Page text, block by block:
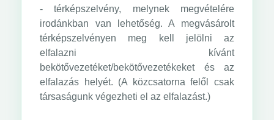
- térképszelvény, melynek megvételére
irodánkban van lehetőség. A megvásárolt
térképszelvényen meg kell jelölni az
elfalazni kívánt
bekötővezetéket/bekötővezetékeket és az
elfalazás helyét. (A közcsatorna felől csak
társaságunk végezheti el az elfalazást.)